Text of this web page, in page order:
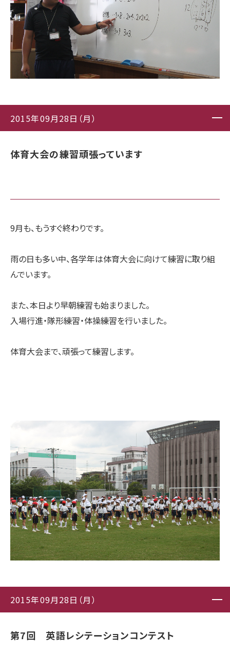
2015年09月28日（月）
体育大会の練習頑張っています
9月も、もうすぐ終わりです。
雨の日も多い中、各学年は体育大会に向けて練習に取り組
んでいます。
また、本日より早朝練習も始まりました。
入場行進・隊形練習・体操練習を行いました。
体育大会まで、頑張って練習します。
2015年09月28日（月）
第7回 英語レシテーションコンテスト